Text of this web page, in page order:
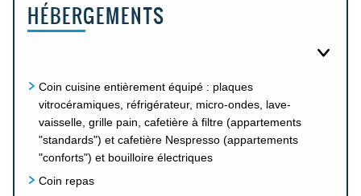
HÉBERGEMENTS
Coin cuisine entièrement équipé : plaques
vitrocéramiques, réfrigérateur, micro-ondes, lave-
vaisselle, grille pain, cafetière à filtre (appartements
"standards") et cafetière Nespresso (appartements
"conforts") et bouilloire électriques
Coin repas